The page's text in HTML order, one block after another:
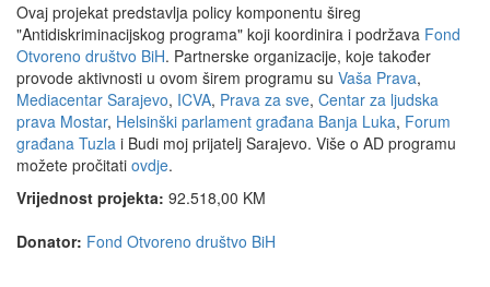
Ovaj projekat predstavlja policy komponentu šireg
"Antidiskriminacijskog programa" koji koordinira i podržava Fond
Otvoreno društvo BiH. Partnerske organizacije, koje također
provode aktivnosti u ovom širem programu su Vaša Prava,
Mediacentar Sarajevo, ICVA, Prava za sve, Centar za ljudska
prava Mostar, Helsinški parlament građana Banja Luka, Forum
građana Tuzla i Budi moj prijatelj Sarajevo. Više o AD programu
možete pročitati ovdje.
Vrijednost projekta: 92.518,00 KM
Donator: Fond Otvoreno društvo BiH